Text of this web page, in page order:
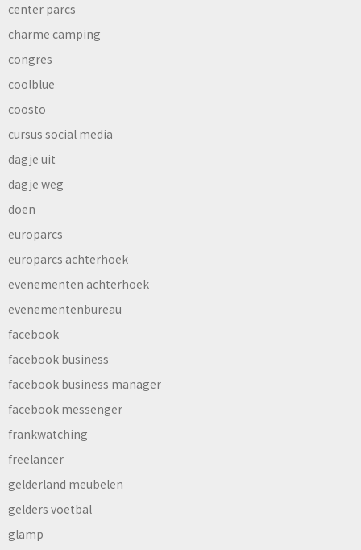
center parcs
charme camping
congres
coolblue
coosto
cursus social media
dagje uit
dagje weg
doen
europarcs
europarcs achterhoek
evenementen achterhoek
evenementenbureau
facebook
facebook business
facebook business manager
facebook messenger
frankwatching
freelancer
gelderland meubelen
gelders voetbal
glamp